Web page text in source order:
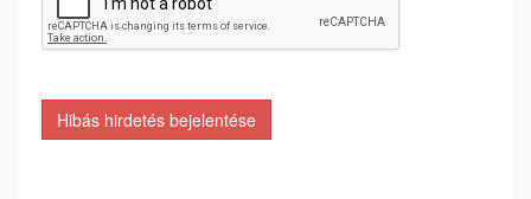
Hibás hirdetés bejelentése